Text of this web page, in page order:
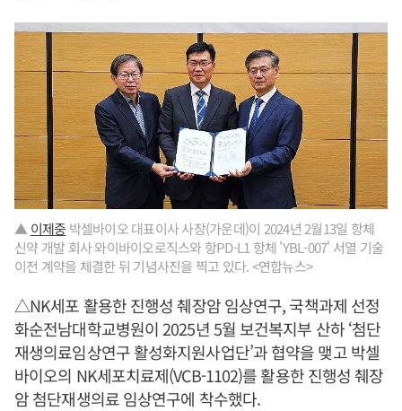
▲ 이제중 박셀바이오 대표이사 사장(가운데)이 2024년 2월13일 항체
신약 개발 회사 와이바이오로직스와 항PD-L1 항체 'YBL-007' 서열 기술
이전 계약을 체결한 뒤 기념사진을 찍고 있다. <연합뉴스>
△NK세포 활용한 진행성 췌장암 임상연구, 국책과제 선정
화순전남대학교병원이 2025년 5월 보건복지부 산하 ‘첨단
재생의료임상연구 활성화지원사업단’과 협약을 맺고 박셀
바이오의 NK세포치료제(VCB-1102)를 활용한 진행성 췌장
암 첨단재생의료 임상연구에 착수했다.